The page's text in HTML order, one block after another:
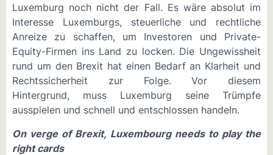
Luxemburg noch nicht der Fall. Es wäre absolut im
Interesse Luxemburgs, steuerliche und rechtliche
Anreize zu schaffen, um Investoren und Private-
Equity-Firmen ins Land zu locken. Die Ungewissheit
rund um den Brexit hat einen Bedarf an Klarheit und
Rechtssicherheit zur Folge. Vor diesem
Hintergrund, muss Luxemburg seine Trümpfe
ausspielen und schnell und entschlossen handeln.
On verge of Brexit, Luxembourg needs to play the
right cards